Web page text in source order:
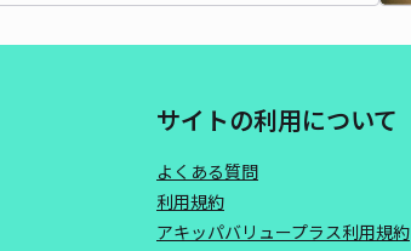
サイトの利用について
よくある質問
利用規約
アキッパバリュープラス利用規約